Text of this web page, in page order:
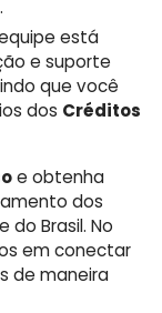
está
e suporte
que você
dos Créditos
e obtenha
dos
Brasil. No
em conectar
de maneira